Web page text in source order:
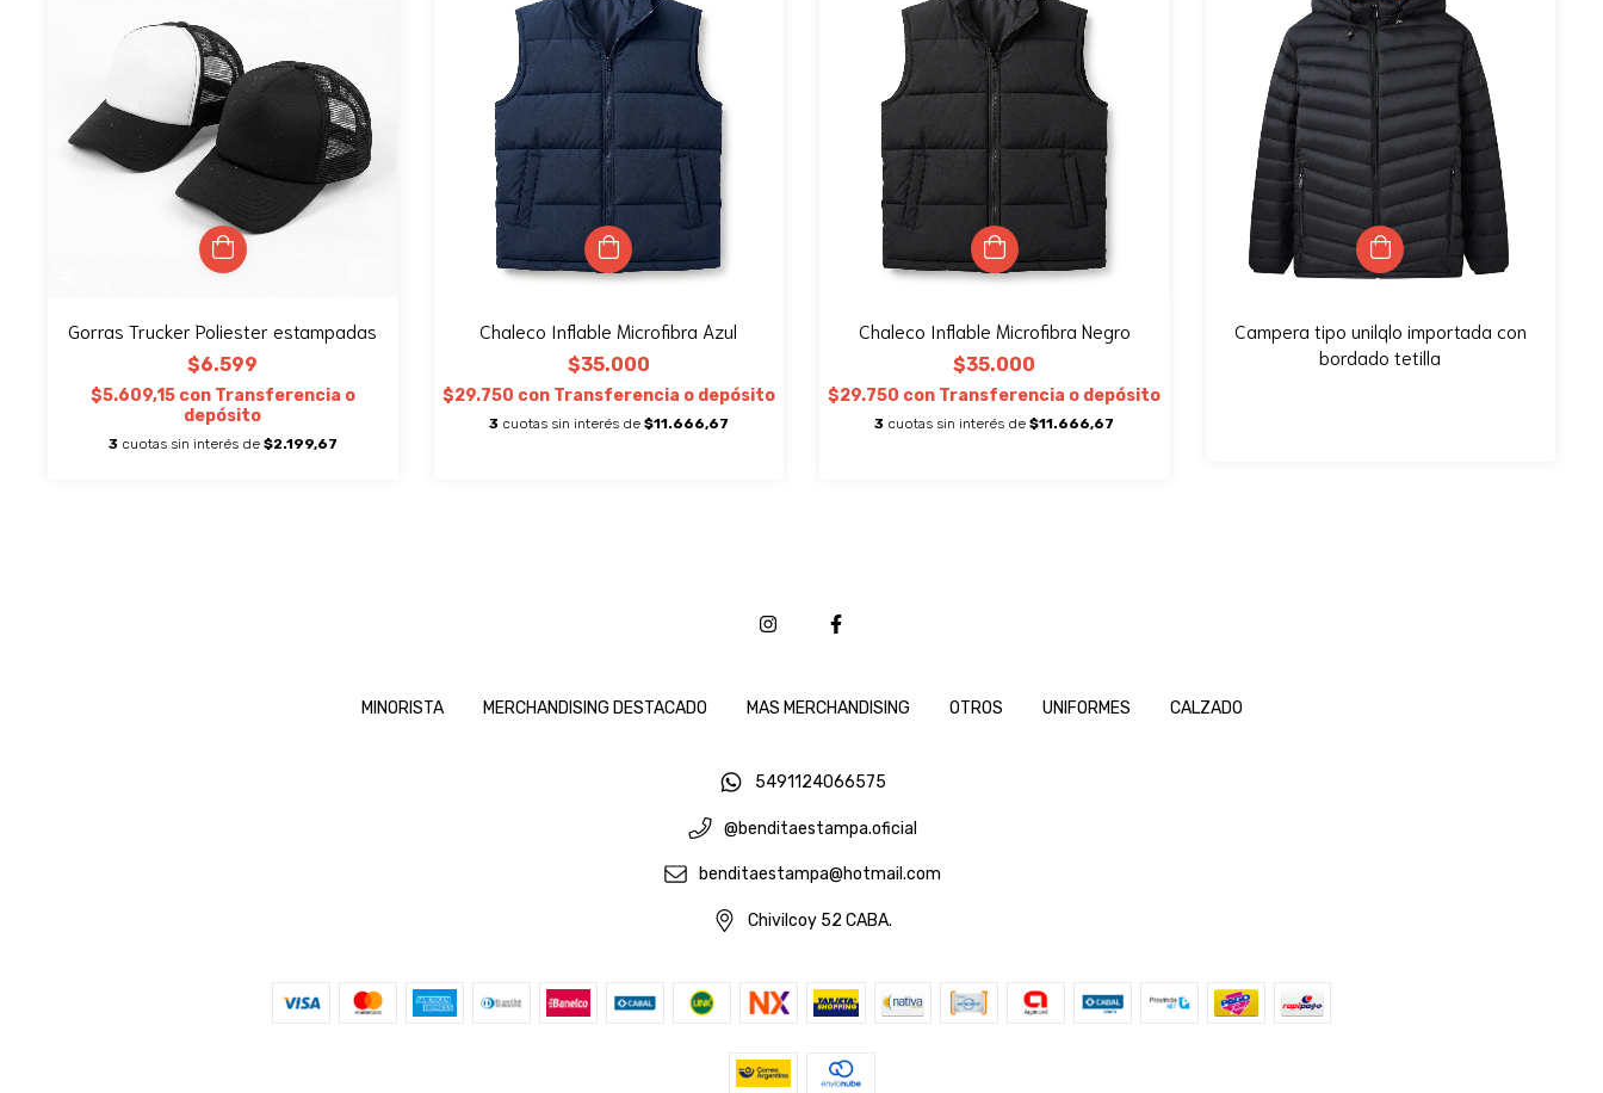
Gorras Trucker Poliester estampadas
$6.599
$5.609,15 con Transferencia o
depósito
3 cuotas sin interés de $2.199,67
Chaleco Inflable Microfibra Azul
$35.000
$29.750 con Transferencia o depósito
3 cuotas sin interés de $11.666,67
Chaleco Inflable Microfibra Negro
$35.000
$29.750 con Transferencia o depósito
3 cuotas sin interés de$11.666,67
Campera tipo unilqlo importada con
bordado tetilla
MINORISTA MERCHANDISING DESTACADO MAS MERCHANDISING OTROS UNIFORMES CALZADO
5491124066575
@benditaestampa.oficial
benditaestampa@hotmail.com
Chivilcoy 52 CABA.